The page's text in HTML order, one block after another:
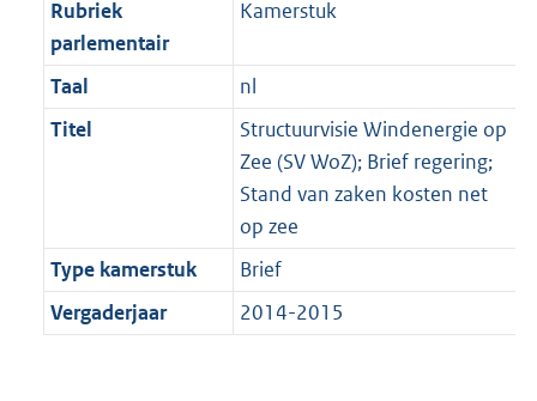
Rubriek
parlementair
Kamerstuk
Taal
nl
Titel
Structuurvisie Windenergie op
Zee (SV WoZ); Brief regering;
Stand van zaken kosten net
op zee
Type kamerstuk
Brief
Vergaderjaar
2014-2015